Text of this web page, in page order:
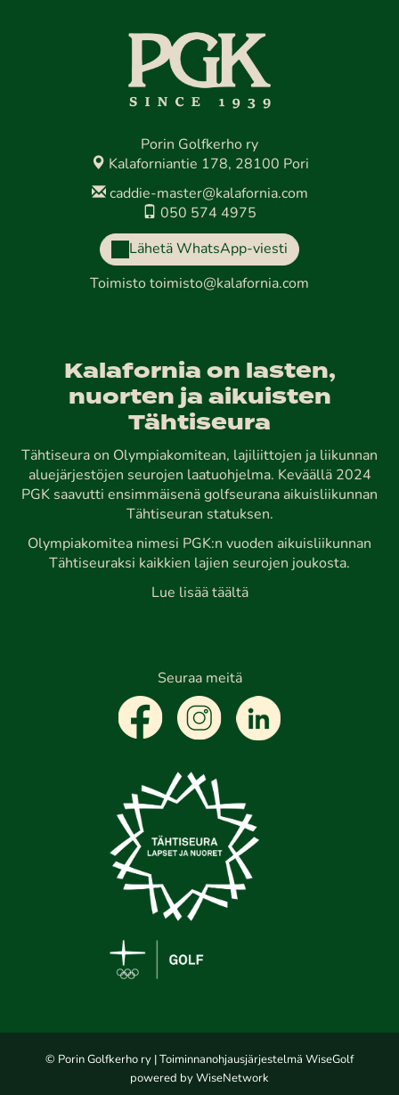
Porin Golfkerho ry
Kalaforniantie 178, 28100 Pori
caddie-master@kalafornia.com
050 574 4975
Lähetä WhatsApp-viesti
Toimisto toimisto@kalafornia.com
Kalafornia on lasten,
nuorten ja aikuisten
Tähtiseura
Tähtiseura on Olympiakomitean, lajiliittojen ja liikunnan
aluejärjestöjen seurojen laatuohjelma. Keväällä 2024
PGK saavutti ensimmäisenä golfseurana aikuisliikunnan
Tähtiseuran statuksen.
Olympiakomitea nimesi PGK:n vuoden aikuisliikunnan
Tähtiseuraksi kaikkien lajien seurojen joukosta.
Lue lisää täältä
Seuraa meitä
© Porin Golfkerho ry | Toiminnanohjausjärjestelmä WiseGolf
powered by WiseNetwork